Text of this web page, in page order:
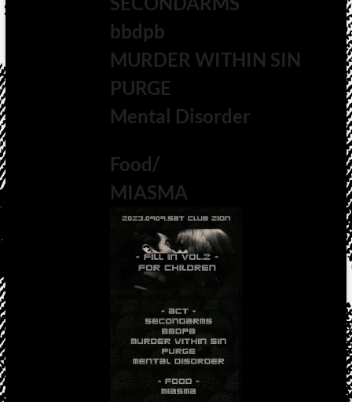
bbdpb
MURDER WITHIN SIN
PURGE
Mental Disorder
Food/
MIASMA